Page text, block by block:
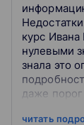
Недостатки: Пока еще не обнаружила Пришла
курс
нулевыми
знала это
даже
читать